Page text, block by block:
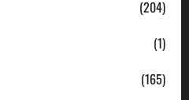
(204)
(1)
(165)